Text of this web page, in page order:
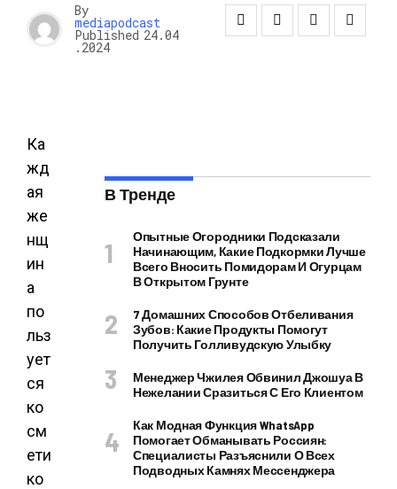
By
mediapodcast
Published 24.04
.2024
Ка
жд
ая
же
нщ
ин
а
по
льз
ует
ся
ко
см
ети
ко
В Тренде
Опытные Огородники Подсказали
Начинающим, Какие Подкормки Лучше
Всего Вносить Помидорам И Огурцам
В Открытом Грунте
7 Домашних Способов Отбеливания
Зубов: Какие Продукты Помогут
Получить Голливудскую Улыбку
Менеджер Чжилея Обвинил Джошуа В
Нежелании Сразиться С Его Клиентом
Как Модная Функция WhatsApp
Помогает Обманывать Россиян:
Специалисты Разъяснили О Всех
Подводных Камнях Мессенджера